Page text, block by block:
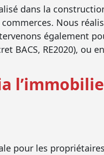
dans la
Nous
également
BACS, RE2020),
pour les